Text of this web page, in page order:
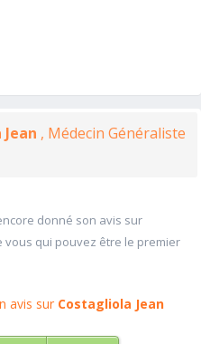
, Médecin Généraliste
donné son avis sur
vous qui pouvez être le premier
avis sur Costagliola Jean